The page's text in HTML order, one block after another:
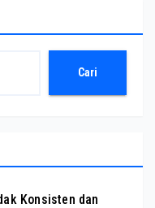
Cari
Konsisten dan